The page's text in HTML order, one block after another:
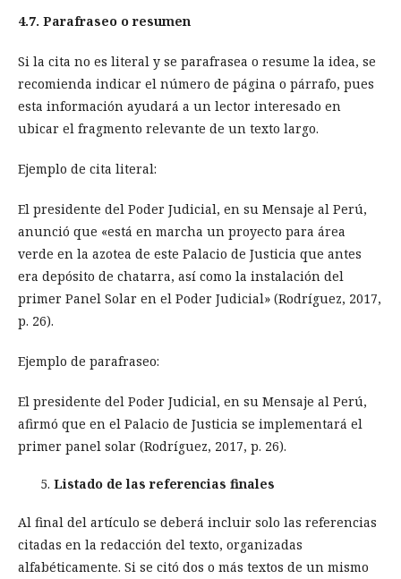
4.7. Parafraseo o resumen
Si la cita no es literal y se parafrasea o resume la idea, se
recomienda indicar el número de página o párrafo, pues
esta información ayudará a un lector interesado en
ubicar el fragmento relevante de un texto largo.
Ejemplo de cita literal:
El presidente del Poder Judicial, en su Mensaje al Perú,
anunció que «está en marcha un proyecto para área
verde en la azotea de este Palacio de Justicia que antes
era depósito de chatarra, así como la instalación del
primer Panel Solar en el Poder Judicial» (Rodríguez, 2017,
p. 26).
Ejemplo de parafraseo:
El presidente del Poder Judicial, en su Mensaje al Perú,
afirmó que en el Palacio de Justicia se implementará el
primer panel solar (Rodríguez, 2017, p. 26).
Listado de las referencias finales
Al final del artículo se deberá incluir solo las referencias
citadas en la redacción del texto, organizadas
alfabéticamente. Si se citó dos o más textos de un mismo